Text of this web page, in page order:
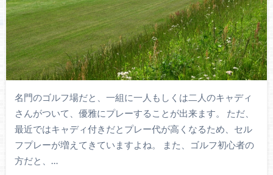
名門のゴルフ場だと、一組に一人もしくは二人のキャディ
さんがついて、優雅にプレーすることが出来ます。 ただ、
最近ではキャディ付きだとプレー代が高くなるため、セル
フプレーが増えてきていますよね。 また、ゴルフ初心者の
方だと、…